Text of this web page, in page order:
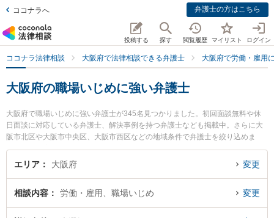
ココナラへ 弁護士の方はこちら
投稿する 探す 閲覧履歴 マイリスト ログイン
ココナラ法律相談 大阪府で法律相談できる弁護士 大阪府で労働・雇用
大阪府の職場いじめに強い弁護士
大阪府で職場いじめに強い弁護士が345名見つかりました。初回面談無料や休
日面談に対応している弁護士、解決事例を持つ弁護士なども掲載中。さらに大
阪市北区や大阪市中央区、大阪市西区などの地域条件で弁護士を絞り込めま
す。労働・雇用に関係する不当解雇や退職勧奨、内定取消等の細かな分野での
絞り込み検索もでき便利です。特にベリーベスト法律事務所 豊中千里中央オフ
れています。『大阪府で土日や夜間に発生した職場いじめのトラブルを今すぐ
に弁護士に相談したい』『職場いじめのトラブル解決の実績豊富な近くの弁護
エリア 大阪府 変更
相談内容 労働・雇用、職場いじめ 変更